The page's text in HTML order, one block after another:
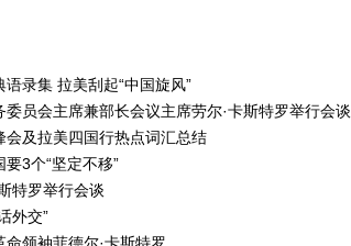
录集 拉美刮起“中国旋风”
委员会主席兼部长会议主席劳尔·卡斯特罗举行会谈
会及拉美四国行热点词汇总结
3个“坚定不移”
特罗举行会谈
外交”